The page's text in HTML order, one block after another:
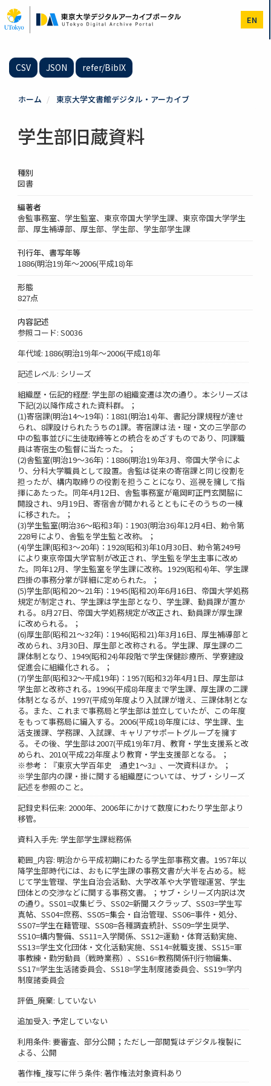
イ
ン
EN
CSV JSON refer/BibIX
ホーム 東京大学文書館デジタル・アーカイブ
学生部旧蔵資料
種別
図書
編著者
舎監事務室、学生監室、東京帝国大学学生課、東京帝国大学学生
部、厚生補導部、厚生部、学生部、学生部学生課
刊行年、書写年等
1886(明治19)年～2006(平成18)年
形態
827点
内容記述
参照コード: S0036
年代域: 1886(明治19)年～2006(平成18)年
記述レベル: シリーズ
組織歴・伝記的経歴: 学生部の組織変遷は次の通り。本シリーズは
下記(2)以降作成された資料群。；
(1)寄宿課(明治14～19年)：1881(明治14)年、書記分課規程が達せ
られ、8課設けられたうちの1課。寄宿課は法・理・文の三学部の
中の監事並びに生徒取締等との統合をめざすものであり、同課職
員は寄宿生の監督に当たった。；
(2)舎監室(明治19～36年)：1886(明治19)年3月、帝国大学令によ
り、分科大学職員として設置。舎監は従来の寄宿課と同じ役割を
担ったが、構内取締りの役割を担うことになり、巡視を擁して指
揮にあたった。同年4月12日、舎監事務室が竜岡町正門玄関脇に
開設され、9月19日、寄宿舎が開かれるとともにそのうちの一棟
に移された。；
(3)学生監室(明治36～昭和3年)：1903(明治36)年12月4日、勅令第
228号により、舎監を学生監と改称。；
(4)学生課(昭和3～20年)：1928(昭和3)年10月30日、勅令第249号
により東京帝国大学官制が改正され、学生監を学生主事に改め
た。同年12月、学生監室を学生課に改称。1929(昭和4)年、学生課
四掛の事務分掌が詳細に定められた。；
(5)学生部(昭和20～21年)：1945(昭和20)年6月16日、帝国大学処務
規定が制定され、学生課は学生部となり、学生課、動員課が置か
れる。8月27日、帝国大学処務規定が改正され、動員課が厚生課
に改められる。；
(6)厚生部(昭和21～32年)：1946(昭和21)年3月16日、厚生補導部と
改められ、3月30日、厚生部と改称される。学生課、厚生課の二
課体制となり、1949(昭和24)年段階で学生保健診療所、学寮建設
促進会に組織化される。；
(7)学生部(昭和32～平成19年)：1957(昭和32)年4月1日、厚生部は
学生部と改称される。1996(平成8)年度まで学生課、厚生課の二課
体制となるが、1997(平成9)年度より入試課が増え、三課体制とな
る。また、これまで事務局と学生部は並立していたが、この年度
をもって事務局に編入する。2006(平成18)年度には、学生課、生
活支援課、学務課、入試課、キャリアサポートグループを擁す
る。その後、学生部は2007(平成19)年7月、教育・学生支援系と改
められ、2010(平成22)年度より教育・学生支援部となる。；
※参考：『東京大学百年史 通史1～3』、一次資料ほか。；
※学生部内の課・掛に関する組織歴については、サブ・シリーズ
記述を参照のこと。
記録史料伝来: 2000年、2006年にかけて数度にわたり学生部より
移管。
資料入手先: 学生部学生課総務係
範囲_内容: 明治から平成初期にわたる学生部事務文書。1957年以
降学生部時代には、おもに学生課の事務文書が大半を占める。総
じて学生管理、学生自治会活動、大学改革や大学管理運営、学生
団体との交渉などに関する事務文書。；サブ・シリーズ内訳は次
の通り。SS01=収集ビラ、SS02=新聞スクラップ、SS03=学生写
真帖、SS04=庶務、SS05=集会・自治管理、SS06=事件・処分、
SS07=学生在籍管理、SS08=各種調査統計、SS09=学生奨学、
SS10=構内警備、SS11=入学関係、SS12=運動・体育活動実施、
SS13=学生文化団体・文化活動実施、SS14=就職支援、SS15=軍
事教練・勤労動員（戦時業務）、SS16=教務関係刊行物編集、
SS17=学生生活諸委員会、SS18=学生制度諸委員会、SS19=学内
制度諸委員会
評価_廃棄: していない
追加受入: 予定していない
利用条件: 要審査、部分公開；ただし一部閲覧はデジタル複製に
よる、公開
著作権_複写に伴う条件: 著作権法対象資料あり